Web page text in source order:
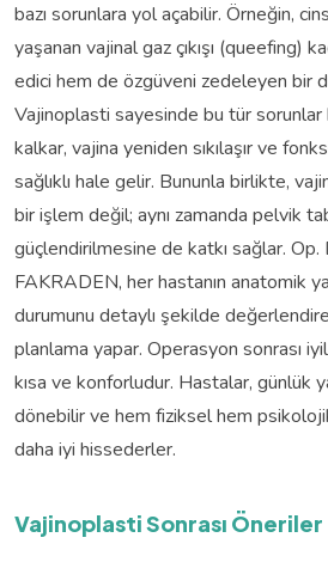
bazı sorunlara yol açabilir. Örneğin,
yaşanan vajinal gaz çıkışı (queefing)
edici hem de özgüveni zedeleyen bir
Vajinoplasti sayesinde bu tür
kalkar, vajina yeniden sıkılaşır ve
sağlıklı hale gelir. Bununla birlikte,
bir işlem değil; aynı zamanda pelvik
güçlendirilmesine de katkı sağlar.
FAKRADEN, her hastanın anatomik
durumunu detaylı şekilde
planlama yapar. Operasyon sonrası
kısa ve konforludur. Hastalar, günlük
dönebilir ve hem fiziksel hem
daha iyi hissederler.
Vajinoplasti Sonrası Öneriler